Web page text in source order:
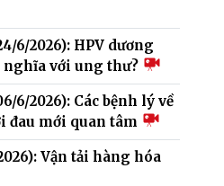
6/2026): HPV dương
với ung thư?
6/2026): Các bệnh lý về
đau mới quan tâm
Vận tải hàng hóa